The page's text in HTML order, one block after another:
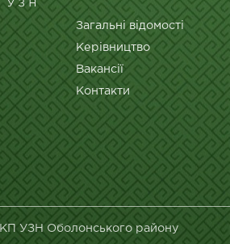
Загальні відомості
Керівництво
Вакансії
Контакти
КП УЗН Оболонського району